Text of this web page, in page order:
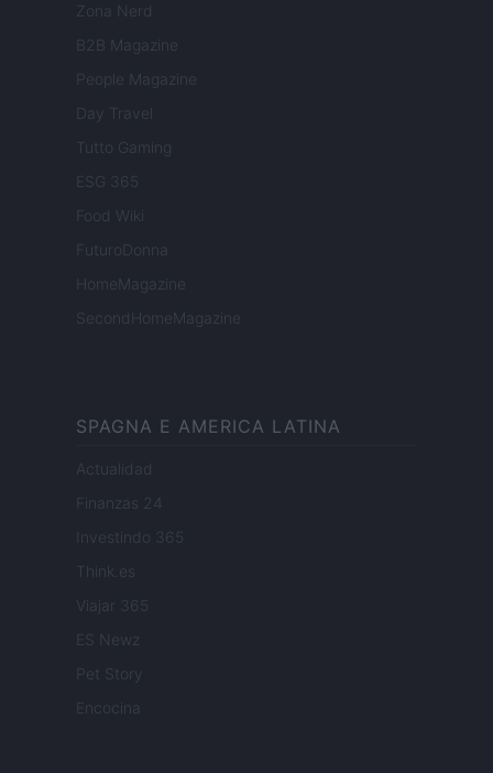
Zona Nerd
B2B Magazine
People Magazine
Day Travel
Tutto Gaming
ESG 365
Food Wiki
FuturoDonna
HomeMagazine
SecondHomeMagazine
SPAGNA E AMERICA LATINA
Actualidad
Finanzas 24
Investindo 365
Think.es
Viajar 365
ES Newz
Pet Story
Encocina